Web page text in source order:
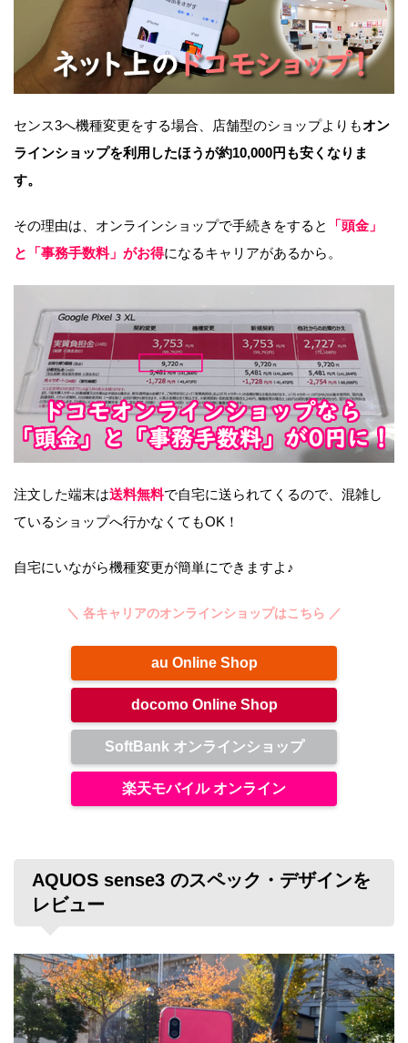
センス3へ機種変更をする場合、店舗型のショップよりもオン
ラインショップを利用したほうが約10,000円も安くなりま
す。
その理由は、オンラインショップで手続きをすると
「頭金」
と「事務手数料」がお得になるキャリアがあるから。
注文した端末は送料無料で自宅に送られてくるので、混雑し
ているショップへ行かなくてもOK！
自宅にいながら機種変更が簡単にできますよ♪
＼ 各キャリアのオンラインショップはこちら ／
au Online Shop
docomo Online Shop
SoftBank オンラインショップ
楽天モバイル オンライン
AQUOS sense3 のスペック・デザインを
レビュー